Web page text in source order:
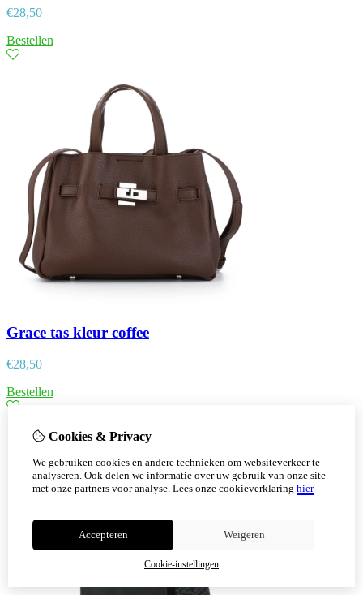
€28,50
Bestellen
Grace tas kleur coffee
€28,50
Bestellen
Cookies & Privacy
We gebruiken cookies en andere technieken om websiteverkeer te
analyseren. Ook delen we informatie over uw gebruik van onze site
met onze partners voor analyse. Lees onze cookieverklaring hier
Accepteren Weigeren
Cookie-instellingen